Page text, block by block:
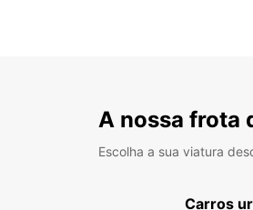
A nossa frota
Escolha a sua viatura
Carros